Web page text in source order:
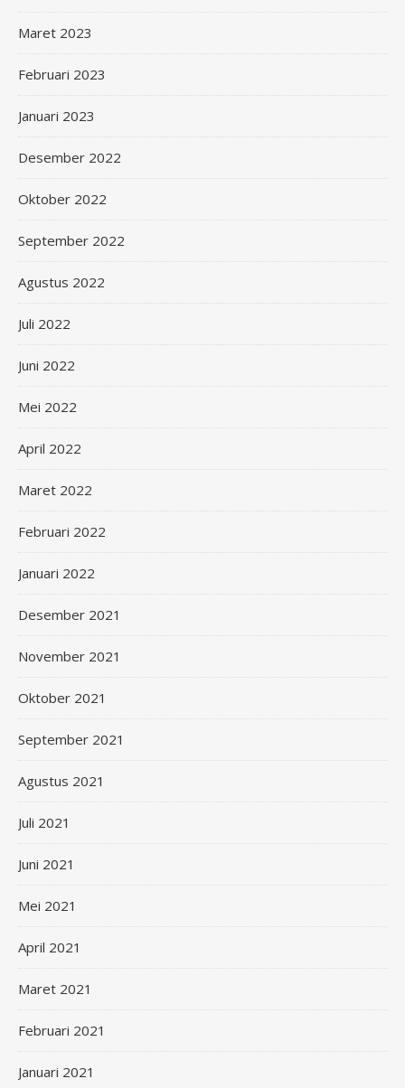
Maret 2023
Februari 2023
Januari 2023
Desember 2022
Oktober 2022
September 2022
Agustus 2022
Juli 2022
Juni 2022
Mei 2022
April 2022
Maret 2022
Februari 2022
Januari 2022
Desember 2021
November 2021
Oktober 2021
September 2021
Agustus 2021
Juli 2021
Juni 2021
Mei 2021
April 2021
Maret 2021
Februari 2021
Januari 2021